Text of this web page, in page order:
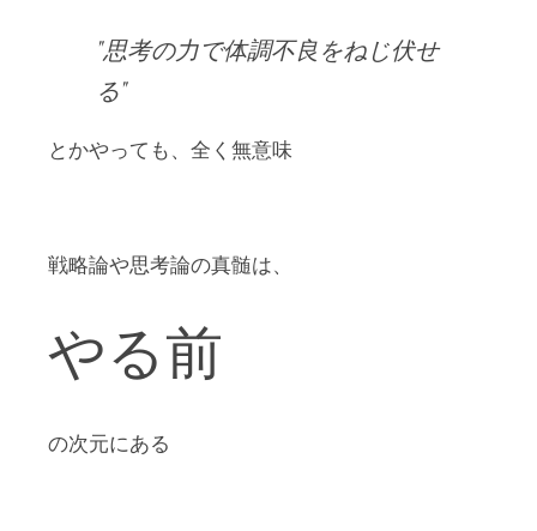
思考の力で体調不良をねじ伏せ
る
とかやっても、全く無意味
戦略論や思考論の真髄は、
やる前
の次元にある